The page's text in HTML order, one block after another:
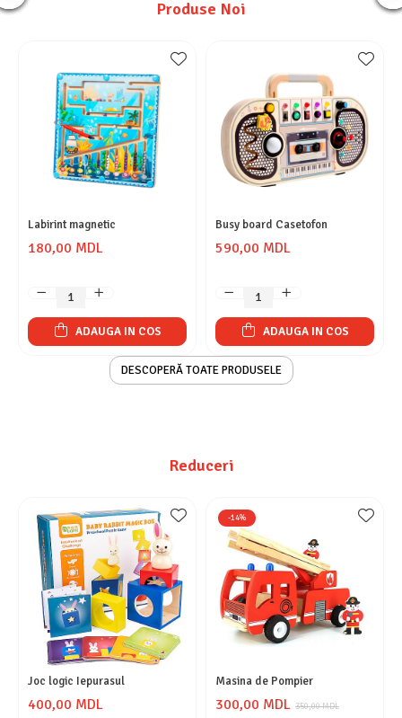
Produse Noi
Labirint magnetic
180,00 MDL
ADAUGA IN COS
Busy board Casetofon
590,00 MDL
ADAUGA IN COS
DESCOPERĂ TOATE PRODUSELE
Reduceri
Joc logic Iepurasul
400,00 MDL
-14%
Masina de Pompier
350,00 MDL
300,00 MDL